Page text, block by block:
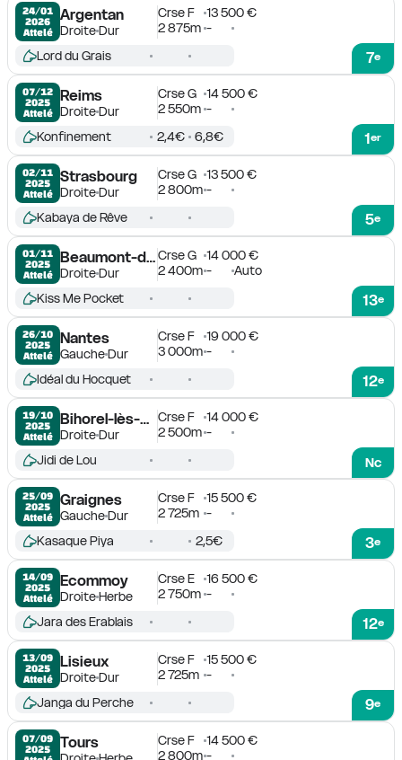
24/01
2026
Attelé
Argentan
DroiteDur
Crse F
13 500 €
2 875m -
7e
Lord du Grais
07/12
2025
Attelé
Reims
DroiteDur
Crse G
14 500 €
2 550m -
1er
Konfinement 2,4€ 6,8€
02/11
2025
Attelé
Strasbourg
DroiteDur
Crse G
13 500 €
2 800m -
5e
Kabaya de Rêve
01/11
2025
Attelé
Beaumont-de-Lomagne
DroiteDur
Crse G
14 000 €
2 400m - Auto
13e
Kiss Me Pocket
26/10
2025
Attelé
Nantes
GaucheDur
Crse F
19 000 €
3 000m -
12e
Idéal du Hocquet
19/10
2025
Attelé
Bihorel-lès-Rouen
DroiteDur
Crse F
14 000 €
2 500m -
Nc
Jidi de Lou
25/09
2025
Attelé
Graignes
GaucheDur
Crse F
15 500 €
2 725m -
3e
Kasaque Piya 2,5€
14/09
2025
Attelé
Ecommoy
DroiteHerbe
Crse E
16 500 €
2 750m -
12e
Jara des Erablais
13/09
2025
Attelé
Lisieux
DroiteDur
Crse F
15 500 €
2 725m -
9e
Janga du Perche
07/09
2025
Tours Crse F
14 500 €
2 800m -